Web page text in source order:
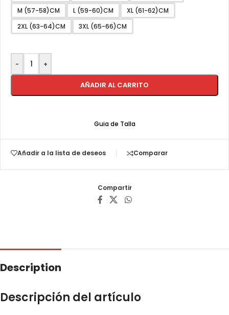
M (57-58)CM
L (59-60)CM
XL (61-62)CM
2XL (63-64)CM
3XL (65-66)CM
- +
AÑADIR AL CARRITO
Guia de Talla
Añadir a la lista de deseos Comparar
Compartir
Description
Descripción del artículo